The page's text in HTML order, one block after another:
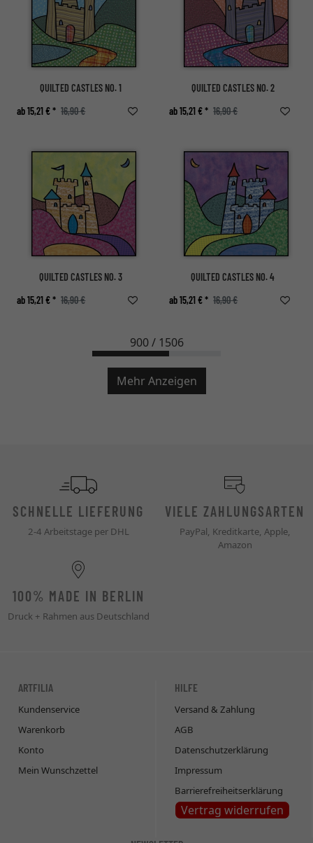
QUILTED CASTLES NO. 1
ab 15,21 € * 16,90 €
QUILTED CASTLES NO. 2
ab 15,21 € * 16,90 €
QUILTED CASTLES NO. 3
ab 15,21 € * 16,90 €
QUILTED CASTLES NO. 4
ab 15,21 € * 16,90 €
900 / 1506
Mehr Anzeigen
SCHNELLE LIEFERUNG
2-4 Arbeitstage per DHL
VIELE ZAHLUNGSARTEN
PayPal, Kreditkarte, Apple,
Amazon
100% MADE IN BERLIN
Druck + Rahmen aus Deutschland
ARTFILIA
Kundenservice
Warenkorb
Konto
Mein Wunschzettel
HILFE
Versand & Zahlung
AGB
Datenschutzerklärung
Impressum
Barrierefreiheitserklärung
Vertrag widerrufen